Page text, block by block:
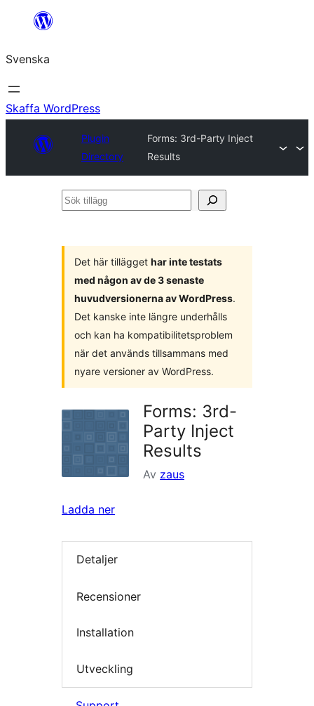
Hoppa
innehåll
Svenska
Skaffa WordPress
Plugin
Directory
Forms: 3rd-Party Inject
Results
Sök
Det här tillägget har inte testats
med någon av de 3 senaste
huvudversionerna av WordPress.
Det kanske inte längre underhålls
och kan ha kompatibilitetsproblem
när det används tillsammans med
nyare versioner av WordPress.
Forms: 3rd-
Party Inject
Results
Av zaus
Ladda ner
Detaljer
Recensioner
Installation
Utveckling